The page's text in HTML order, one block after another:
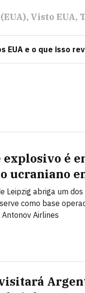
Visto EUA
EUA e o que isso
explosivo é
ucraniano
Leipzig abriga um
como base
Airlines